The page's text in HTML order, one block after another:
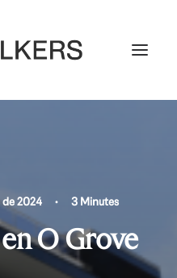
de 2024 • 3 Minutes
O Grove